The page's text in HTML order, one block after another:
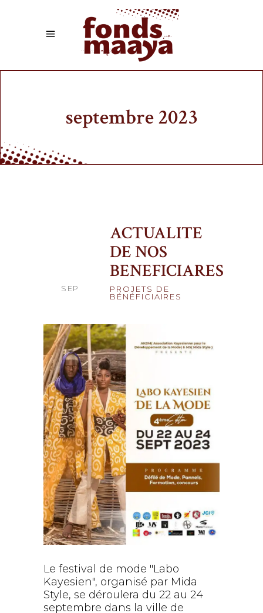
septembre 2023
SEP
ACTUALITE
DE NOS
BENEFICIARES
PROJETS DE
BÉNÉFICIAIRES
Le festival de mode "Labo
Kayesien", organisé par Mida
Style, se déroulera du 22 au 24
septembre dans la ville de